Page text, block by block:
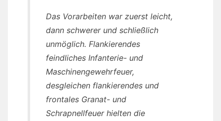
Das Vorarbeiten war zuerst leicht,
dann schwerer und schließlich
unmöglich. Flankierendes
feindliches Infanterie- und
Maschinengewehrfeuer,
desgleichen flankierendes und
frontales Granat- und
Schrapnellfeuer hielten die